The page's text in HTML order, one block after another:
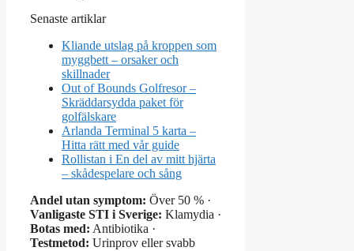
Senaste artiklar
Kliande utslag på kroppen som
myggbett – orsaker och
skillnader
Out of Bounds Golfresor –
Skräddarsydda paket för
golfälskare
Arlanda Terminal 5 karta –
Hitta rätt med vår guide
Rollistan i En del av mitt hjärta
– skådespelare och sång
Andel utan symptom: Över 50 % ·
Vanligaste STI i Sverige: Klamydia ·
Botas med: Antibiotika ·
Testmetod: Urinprov eller svabb